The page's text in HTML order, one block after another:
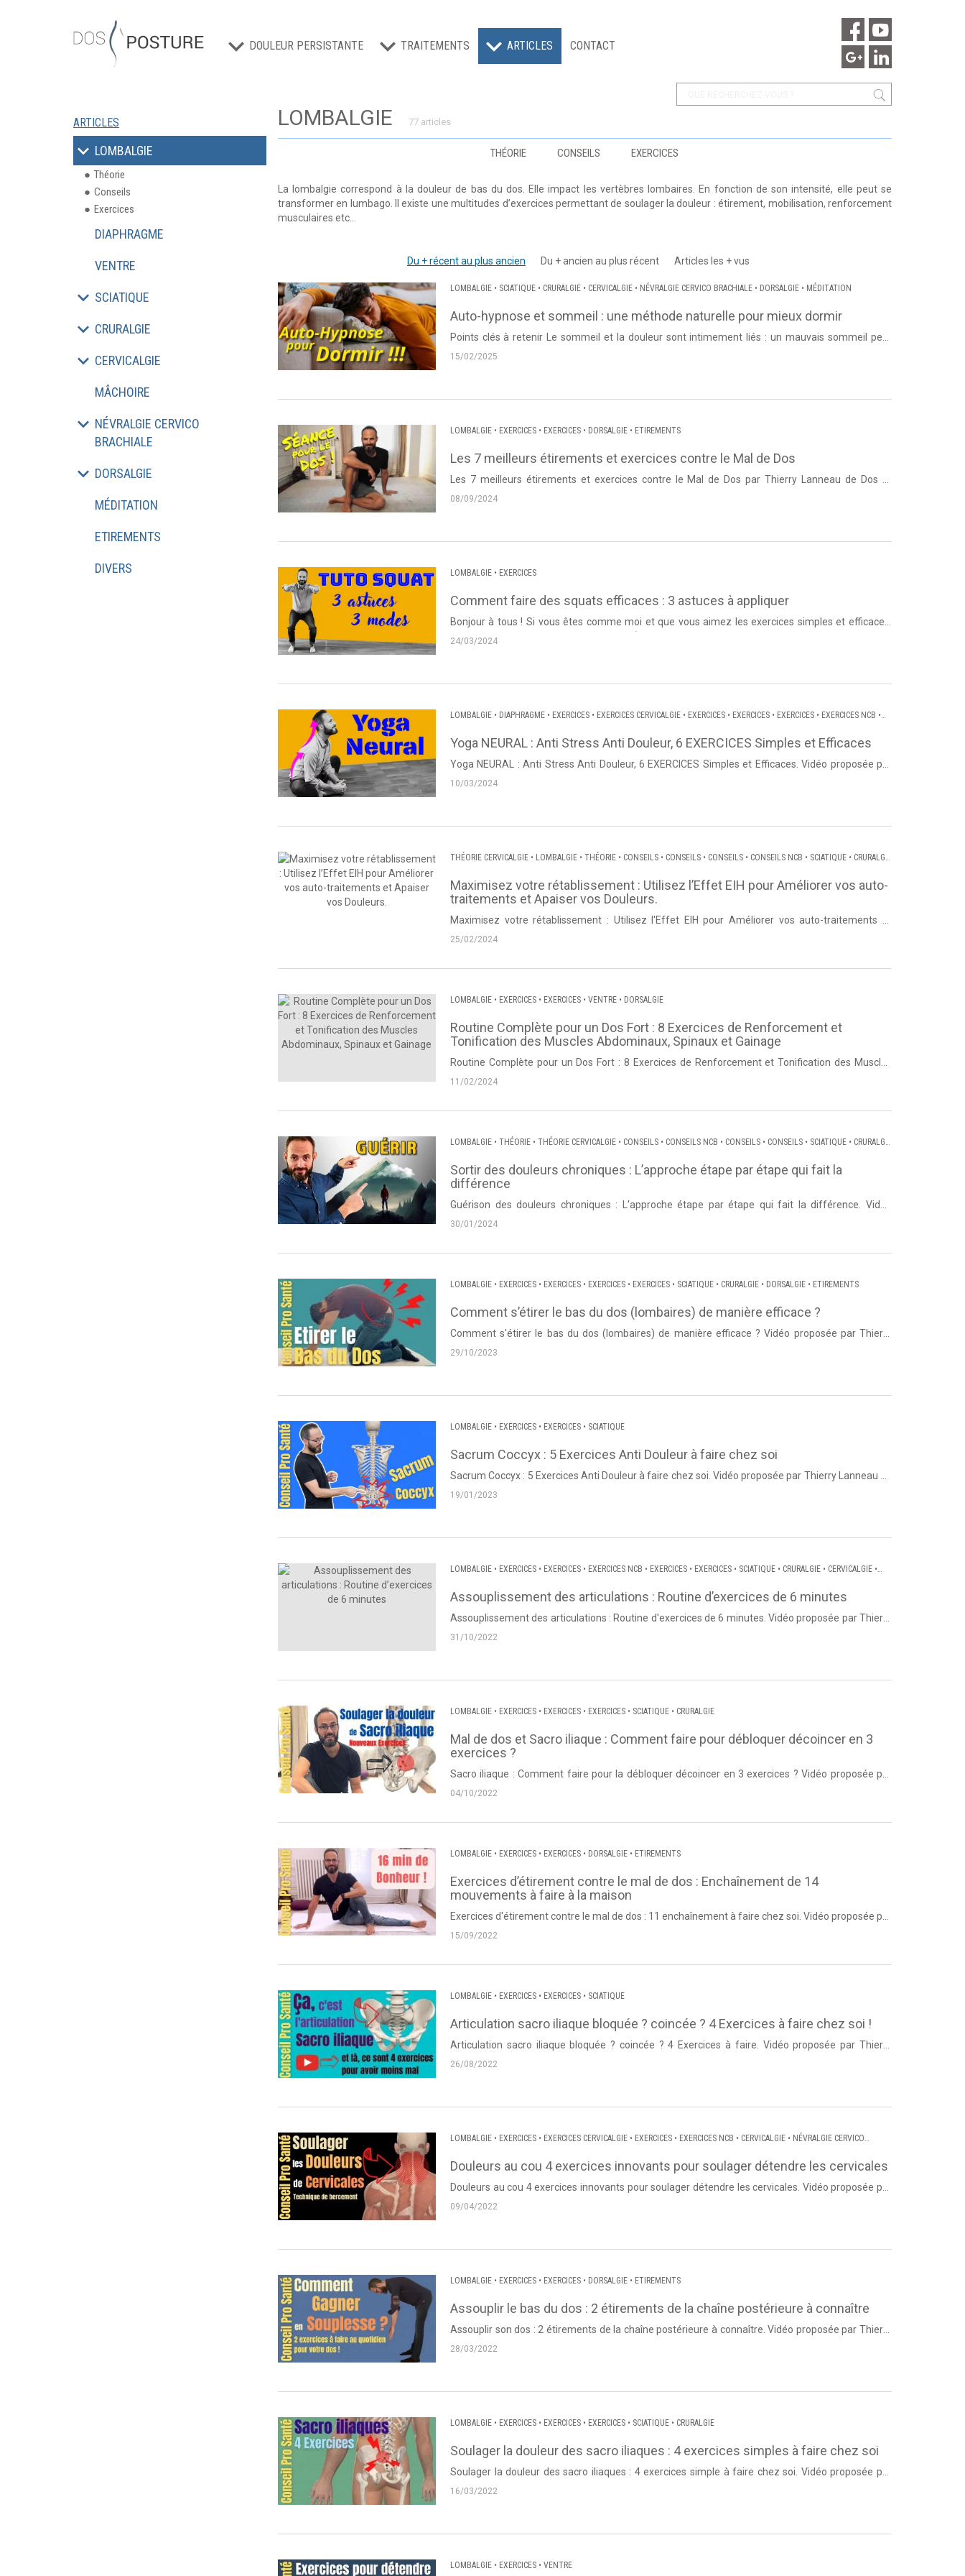
DOULEUR PERSISTANTE TRAITEMENTS ARTICLES CONTACT
ARTICLES
LOMBALGIE
Théorie
Conseils
Exercices
DIAPHRAGME
VENTRE
SCIATIQUE
CRURALGIE
CERVICALGIE
MÂCHOIRE
NÉVRALGIE CERVICO
BRACHIALE
DORSALGIE
MÉDITATION
ETIREMENTS
DIVERS
LOMBALGIE 77 articles
THÉORIE CONSEILS EXERCICES
La lombalgie correspond à la douleur de bas du dos. Elle impact les vertèbres lombaires. En fonction de son intensité, elle peut se
transformer en lumbago. Il existe une multitudes d’exercices permettant de soulager la douleur : étirement, mobilisation, renforcement
musculaires etc…
Du + récent au plus ancien Du + ancien au plus récent Articles les + vus
LOMBALGIE• SCIATIQUE• CRURALGIE• CERVICALGIE• NÉVRALGIE CERVICO BRACHIALE• DORSALGIE• MÉDITATION
Auto-hypnose et sommeil : une méthode naturelle pour mieux dormir
Points clés à retenir Le sommeil et la douleur sont intimement liés : un mauvais sommeil peut
amplifier la perception de la douleur...
15/02/2025
LOMBALGIE• EXERCICES• EXERCICES• DORSALGIE• ETIREMENTS
Les 7 meilleurs étirements et exercices contre le Mal de Dos
Les 7 meilleurs étirements et exercices contre le Mal de Dos par Thierry Lanneau de Dos et
08/09/2024
LOMBALGIE• EXERCICES
Comment faire des squats efficaces : 3 astuces à appliquer
Bonjour à tous ! Si vous êtes comme moi et que vous aimez les exercices simples et efficaces,
vous êtes au bon endroit. Le principe KIS (Ke...
24/03/2024
LOMBALGIE• DIAPHRAGME• EXERCICES• EXERCICES CERVICALGIE• EXERCICES• EXERCICES• EXERCICES• EXERCICES NCB •
Yoga NEURAL : Anti Stress Anti Douleur, 6 EXERCICES Simples et Efficaces
Yoga NEURAL : Anti Stress Anti Douleur, 6 EXERCICES Simples et Efficaces. Vidéo proposée par
Thierry Lanneau de Dos et Posture. Source : Dos et Pos...
10/03/2024
THÉORIE CERVICALGIE• LOMBALGIE• THÉORIE• CONSEILS• CONSEILS• CONSEILS• CONSEILS NCB • SCIATIQUE• CRURALGIE
Maximisez votre rétablissement : Utilisez l’Effet EIH pour Améliorer vos auto-
traitements et Apaiser vos Douleurs.
Maximisez votre rétablissement : Utilisez l'Effet EIH pour Améliorer vos auto-traitements et
Apaiser vos Douleurs. Vidéo proposée par Thierry Lanne...
25/02/2024
LOMBALGIE• EXERCICES• EXERCICES• VENTRE• DORSALGIE
Routine Complète pour un Dos Fort : 8 Exercices de Renforcement et
Tonification des Muscles Abdominaux, Spinaux et Gainage
Routine Complète pour un Dos Fort : 8 Exercices de Renforcement et Tonification des Muscles
Abdominaux, Spinaux et Gainage. Vidéo proposée par Thie...
11/02/2024
LOMBALGIE• THÉORIE• THÉORIE CERVICALGIE• CONSEILS• CONSEILS NCB • CONSEILS• CONSEILS• SCIATIQUE• CRURALGIE
Sortir des douleurs chroniques : L’approche étape par étape qui fait la
différence
Guérison des douleurs chroniques : L'approche étape par étape qui fait la différence. Vidéo
proposée par Thierry Lanneau de Dos et Posture. Source ...
30/01/2024
LOMBALGIE• EXERCICES• EXERCICES• EXERCICES• EXERCICES• SCIATIQUE• CRURALGIE• DORSALGIE• ETIREMENTS
Comment s’étirer le bas du dos (lombaires) de manière efficace ?
Comment s'étirer le bas du dos (lombaires) de manière efficace ? Vidéo proposée par Thierry
29/10/2023
LOMBALGIE• EXERCICES• EXERCICES• SCIATIQUE
Sacrum Coccyx : 5 Exercices Anti Douleur à faire chez soi
Sacrum Coccyx : 5 Exercices Anti Douleur à faire chez soi. Vidéo proposée par Thierry Lanneau de
19/01/2023
LOMBALGIE• EXERCICES• EXERCICES• EXERCICES NCB • EXERCICES• EXERCICES• SCIATIQUE• CRURALGIE• CERVICALGIE•
Assouplissement des articulations : Routine d’exercices de 6 minutes
Assouplissement des articulations : Routine d'exercices de 6 minutes. Vidéo proposée par Thierry
Lanneau de Dos et Posture. Source : Dos et Posture...
31/10/2022
LOMBALGIE• EXERCICES• EXERCICES• EXERCICES• SCIATIQUE• CRURALGIE
Mal de dos et Sacro iliaque : Comment faire pour débloquer décoincer en 3
exercices ?
Sacro iliaque : Comment faire pour la débloquer décoincer en 3 exercices ? Vidéo proposée par
Thierry Lanneau de Dos et Posture. Source : Dos et Po...
04/10/2022
LOMBALGIE• EXERCICES• EXERCICES• DORSALGIE• ETIREMENTS
Exercices d’étirement contre le mal de dos : Enchaînement de 14
mouvements à faire à la maison
Exercices d'étirement contre le mal de dos : 11 enchaînement à faire chez soi. Vidéo proposée par
Thierry Lanneau de Dos et Posture. Source : Dos e...
15/09/2022
LOMBALGIE• EXERCICES• EXERCICES• SCIATIQUE
Articulation sacro iliaque bloquée ? coincée ? 4 Exercices à faire chez soi !
Articulation sacro iliaque bloquée ? coincée ? 4 Exercices à faire. Vidéo proposée par Thierry
26/08/2022
LOMBALGIE• EXERCICES• EXERCICES CERVICALGIE• EXERCICES• EXERCICES NCB • CERVICALGIE• NÉVRALGIE CERVICO
Douleurs au cou 4 exercices innovants pour soulager détendre les cervicales
Douleurs au cou 4 exercices innovants pour soulager détendre les cervicales. Vidéo proposée par
Thierry Lanneau de Dos et Posture. Source : Dos et ...
09/04/2022
LOMBALGIE• EXERCICES• EXERCICES• DORSALGIE• ETIREMENTS
Assouplir le bas du dos : 2 étirements de la chaîne postérieure à connaître
Assouplir son dos : 2 étirements de la chaîne postérieure à connaître. Vidéo proposée par Thierry
Lanneau de Dos et Posture. Source : Dos et Postur...
28/03/2022
LOMBALGIE• EXERCICES• EXERCICES• EXERCICES• SCIATIQUE• CRURALGIE
Soulager la douleur des sacro iliaques : 4 exercices simples à faire chez soi
Soulager la douleur des sacro iliaques : 4 exercices simple à faire chez soi. Vidéo proposée par
Thierry Lanneau de Dos et Posture. Source : Dos et...
16/03/2022
LOMBALGIE• EXERCICES• VENTRE